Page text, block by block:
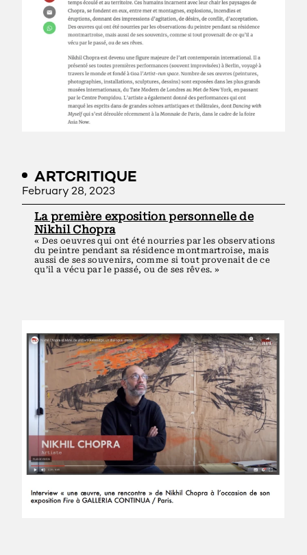
ARTCRITIQUE
February 28, 2023
La première exposition personnelle de
Nikhil Chopra
« Des oeuvres qui ont été nourries par les observations
du peintre pendant sa résidence montmartroise, mais
aussi de ses souvenirs, comme si tout provenait de ce
qu’il a vécu par le passé, ou de ses rêves. »